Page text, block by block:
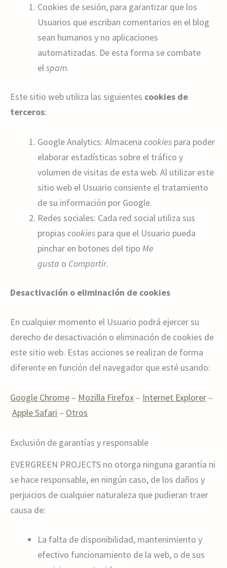
Cookies de sesión, para garantizar que los
Usuarios que escriban comentarios en el blog
sean humanos y no aplicaciones
automatizadas. De esta forma se combate
elspam.
Este sitio web utiliza las siguientes cookies de
terceros:
Google Analytics: Almacena cookies para poder
elaborar estadísticas sobre el tráfico y
volumen de visitas de esta web. Al utilizar este
sitio web el Usuario consiente el tratamiento
de su información por Google.
Redes sociales: Cada red social utiliza sus
propias cookies para que el Usuario pueda
pinchar en botones del tipo Me
gusta o Compartir.
Desactivación o eliminación de cookies
En cualquier momento el Usuario podrá ejercer su
derecho de desactivación o eliminación de cookies de
este sitio web. Estas acciones se realizan de forma
diferente en función del navegador que esté usando:
Google Chrome – Mozilla Firefox – Internet Explorer –
Apple Safari – Otros
Exclusión de garantías y responsable
EVERGREEN PROJECTS no otorga ninguna garantía ni
se hace responsable, en ningún caso, de los daños y
perjuicios de cualquier naturaleza que pudieran traer
causa de:
La falta de disponibilidad, mantenimiento y
efectivo funcionamiento de la web, o de sus